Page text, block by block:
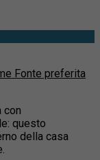
Fonte preferita
con
questo
della casa